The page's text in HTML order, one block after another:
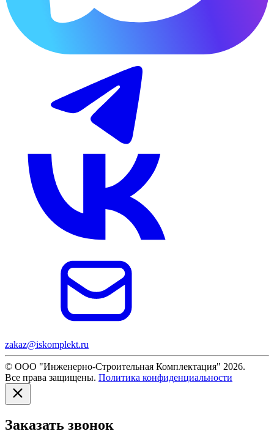
zakaz@iskomplekt.ru
© ООО "Инженерно-Строительная Комплектация" 2026.
Все права защищены. Политика конфиденциальности
Заказать звонок